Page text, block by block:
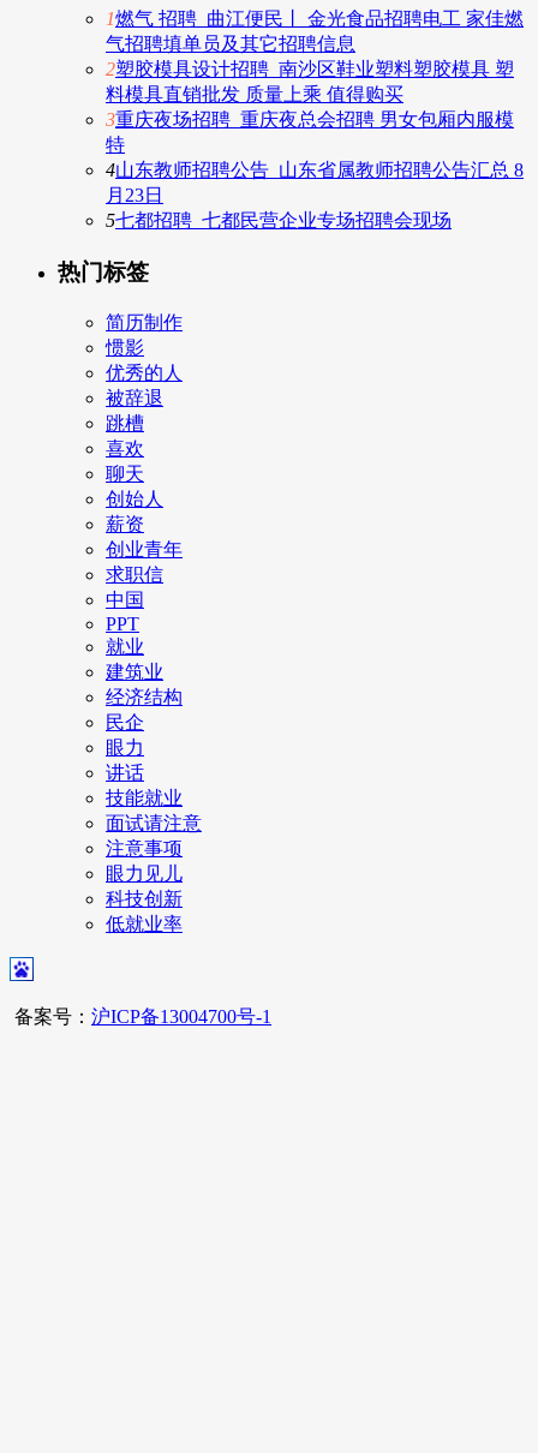
1燃气 招聘_曲江便民丨 金光食品招聘电工 家佳燃
气招聘填单员及其它招聘信息
2塑胶模具设计招聘_南沙区鞋业塑料塑胶模具 塑
料模具直销批发 质量上乘 值得购买
3重庆夜场招聘_重庆夜总会招聘 男女包厢内服模
特
4山东教师招聘公告_山东省属教师招聘公告汇总 8
月23日
5七都招聘_七都民营企业专场招聘会现场
热门标签
简历制作
惯影
优秀的人
被辞退
跳槽
喜欢
聊天
创始人
薪资
创业青年
求职信
中国
PPT
就业
建筑业
经济结构
民企
眼力
讲话
技能就业
面试请注意
注意事项
眼力见儿
科技创新
低就业率
备案号： 沪ICP备13004700号-1